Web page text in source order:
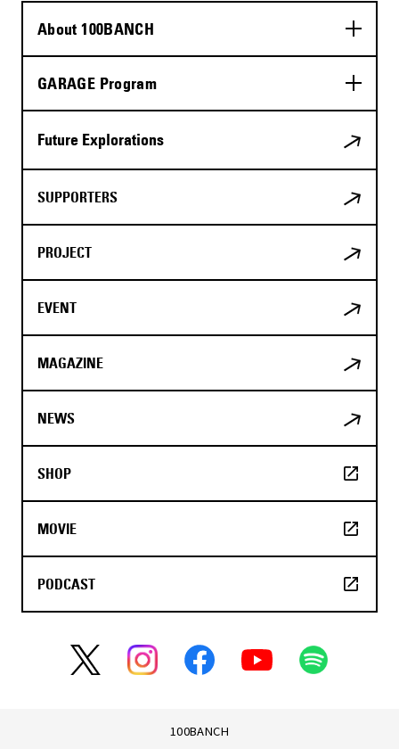
About 100BANCH
GARAGE Program
Future Explorations
SUPPORTERS
PROJECT
EVENT
MAGAZINE
NEWS
SHOP
MOVIE
PODCAST
100BANCH